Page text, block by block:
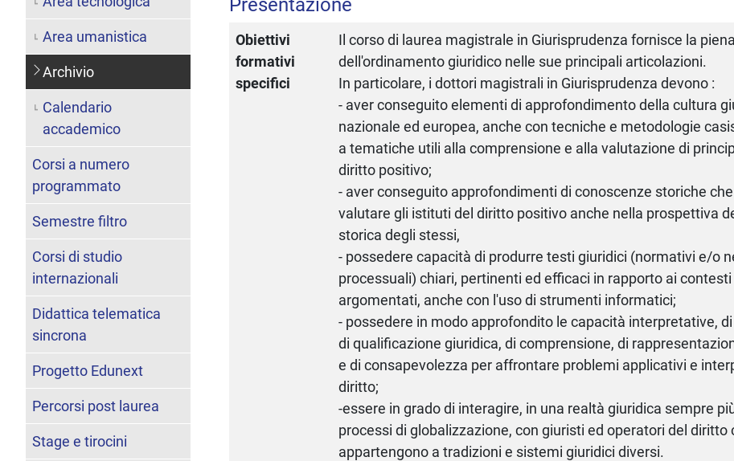
Presentazione
Obiettivi
formativi
specifici
Il corso di laurea magistrale in Giurisprudenza fornisce la
dell'ordinamento giuridico nelle sue principali articolazioni.
In particolare, i dottori magistrali in Giurisprudenza devono :
- aver conseguito elementi di approfondimento della cultura
nazionale ed europea, anche con tecniche e metodologie
a tematiche utili alla comprensione e alla valutazione di
diritto positivo;
- aver conseguito approfondimenti di conoscenze storiche
valutare gli istituti del diritto positivo anche nella prospettiva
storica degli stessi,
- possedere capacità di produrre testi giuridici (normativi e/o
processuali) chiari, pertinenti ed efficaci in rapporto ai
argomentati, anche con l'uso di strumenti informatici;
- possedere in modo approfondito le capacità interpretative,
di qualificazione giuridica, di comprensione, di
e di consapevolezza per affrontare problemi applicativi e
diritto;
-essere in grado di interagire, in una realtà giuridica sempre
processi di globalizzazione, con giuristi ed operatori del diritto
appartengono a tradizioni e sistemi giuridici diversi.
Area umanistica
Archivio
Calendario
accademico
Corsi a numero
programmato
Semestre filtro
Corsi di studio
internazionali
Didattica telematica
sincrona
Progetto Edunext
Percorsi post laurea
Stage e tirocini